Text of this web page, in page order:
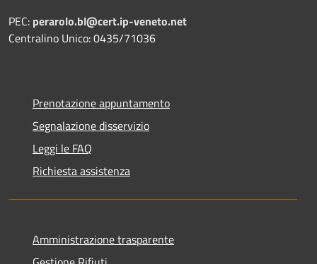
PEC: perarolo.bl@cert.ip-veneto.net
Centralino Unico: 0435/71036
Prenotazione appuntamento
Segnalazione disservizio
Leggi le FAQ
Richiesta assistenza
Amministrazione trasparente